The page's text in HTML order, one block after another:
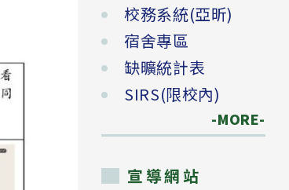
校務系統(亞昕)
宿舍專區
缺曠統計表
SIRS(限校內)
-MORE-
宣導網站